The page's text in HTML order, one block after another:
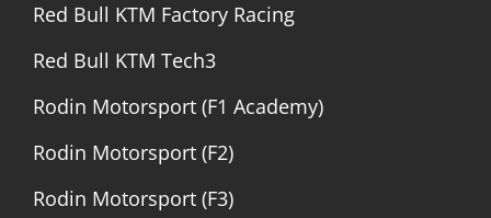
Red Bull KTM Factory Racing
Red Bull KTM Tech3
Rodin Motorsport (F1 Academy)
Rodin Motorsport (F2)
Rodin Motorsport (F3)